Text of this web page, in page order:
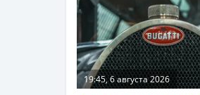
19:45, 6 августа 2026